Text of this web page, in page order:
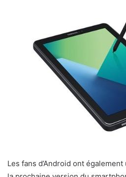
Les fans d’Android ont